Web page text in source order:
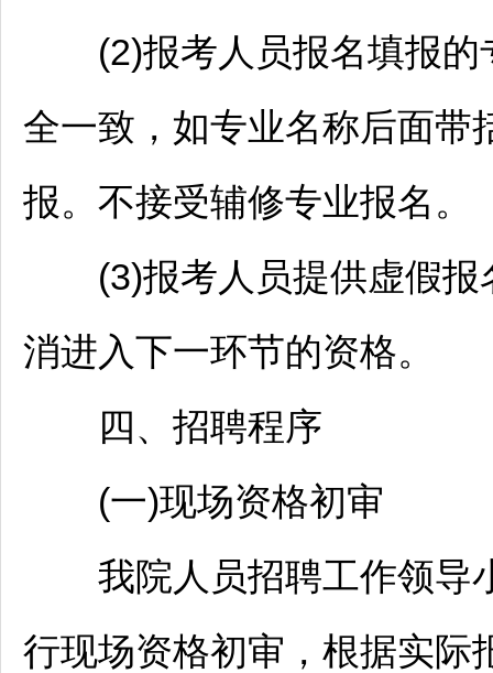
(2)报考人员报名填报的
全一致，如专业名称后面带
报。不接受辅修专业报名。
(3)报考人员提供虚假报
消进入下一环节的资格。
四、 招聘程序
(一)现场资格初审
我院人员招聘工作领导
行现场资格初审，根据实际